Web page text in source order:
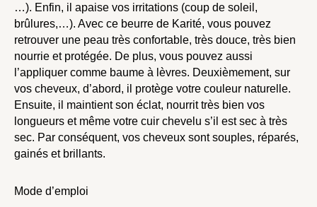
…). Enfin, il apaise vos irritations (coup de soleil,
brûlures,…). Avec ce beurre de Karité, vous pouvez
retrouver une peau très confortable, très douce, très bien
nourrie et protégée. De plus, vous pouvez aussi
l’appliquer comme baume à lèvres. Deuxièmement, sur
vos cheveux, d’abord, il protège votre couleur naturelle.
Ensuite, il maintient son éclat, nourrit très bien vos
longueurs et même votre cuir chevelu s’il est sec à très
sec. Par conséquent, vos cheveux sont souples, réparés,
gainés et brillants.
Mode d’emploi